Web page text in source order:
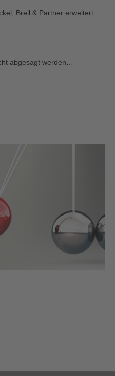
Breil & Partner erweitert
abgesagt werden…